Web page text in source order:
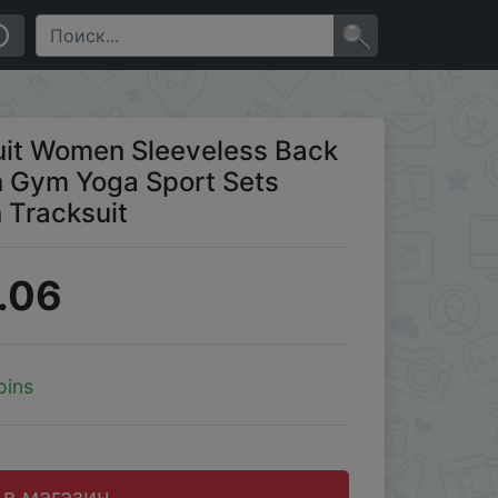
Sets Nylon Fitness Sets Women Tracksuit
Women Sleeveless Back
Yoga Sport Sets
Tracksuit